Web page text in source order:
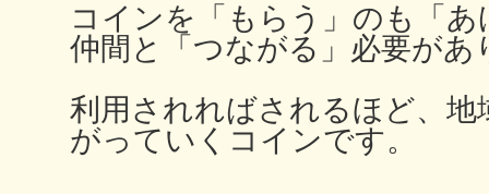
コインを「もらう」のも「
仲間と「つながる」必要があ
利用されればされるほど、地
がっていくコインです。
八女